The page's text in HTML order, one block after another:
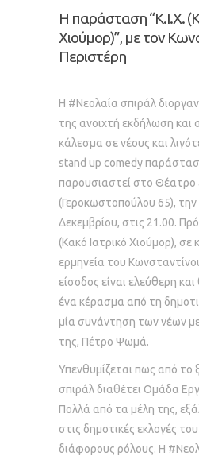
Η παράσταση “Κ.Ι.Χ.
Χιούμορ)”, με τον
Περιστέρη
Η #Νεολαία σπιράλ
της ανοιχτή εκδήλωση και
κάλεσμα σε νέους και
stand up comedy
παρουσιαστεί στο Θέατρο
(Γεροκωστοπούλου 65), την
Δεκεμβρίου, στις 21.00.
(Κακό Ιατρικό Χιούμορ), σε
ερμηνεία του
είσοδος είναι ελεύθερη
ένα κέρασμα από τη
μία συνάντηση των νέων
της, Πέτρο Ψωμά.
Υπενθυμίζεται πως από το
σπιράλ διαθέτει Ομάδα
Πολλά από τα μέλη της,
στις δημοτικές εκλογές
διάφορους ρόλους. Η